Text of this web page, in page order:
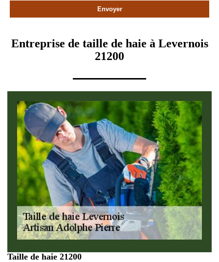
Entreprise de taille de haie à Levernois
21200
Taille de haie 21200